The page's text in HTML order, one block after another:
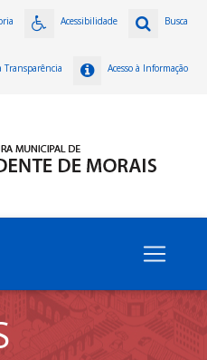
Busca
Acessibilidade
Acesso à Informação
Transparência